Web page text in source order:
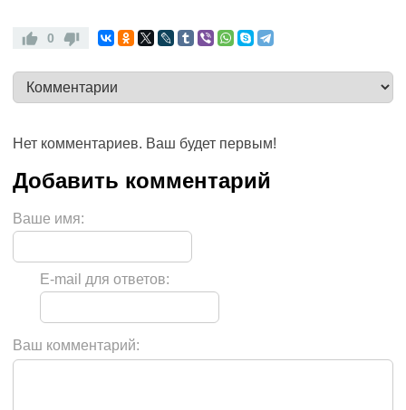
0
Нет комментариев. Ваш будет первым!
Ваше имя:
E-mail для ответов:
Ваш комментарий: